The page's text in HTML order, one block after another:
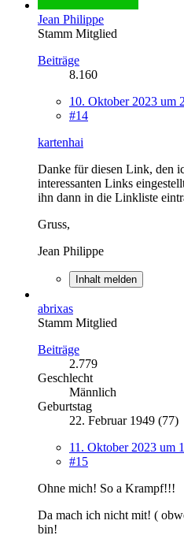
Jean Philippe
Stamm Mitglied
Beiträge
8.160
10. Oktober 2023 um
#14
kartenhai
Danke für diesen Link, den
interessanten Links
ihn dann in die Linkliste
Gruss,
Jean Philippe
Inhalt melden
abrixas
Stamm Mitglied
Beiträge
2.779
Geschlecht
Männlich
Geburtstag
22. Februar 1949 (77)
11. Oktober 2023 um
#15
Ohne mich! So a Krampf!!!
Da mach ich nicht mit! (
bin!